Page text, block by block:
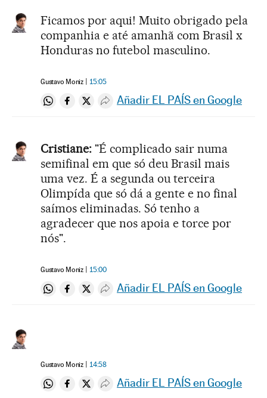
Ficamos por aqui! Muito obrigado pela
companhia e até amanhã com Brasil x
Honduras no futebol masculino.
Gustavo Moniz 15:05
Compartir en Whatsapp
Compartir en Facebook
Compartir en Twitter
Desplegar Redes Sociales
Añadir EL PAÍS en Google
Cristiane: "É complicado sair numa
semifinal em que só deu Brasil mais
uma vez. É a segunda ou terceira
Olimpída que só dá a gente e no final
saímos eliminadas. Só tenho a
agradecer que nos apoia e torce por
nós".
Gustavo Moniz 15:00
Compartir en Whatsapp
Compartir en Facebook
Compartir en Twitter
Desplegar Redes Sociales
Añadir EL PAÍS en Google
Gustavo Moniz 14:58
Compartir en Whatsapp
Compartir en Facebook
Compartir en Twitter
Desplegar Redes Sociales
Añadir EL PAÍS en Google